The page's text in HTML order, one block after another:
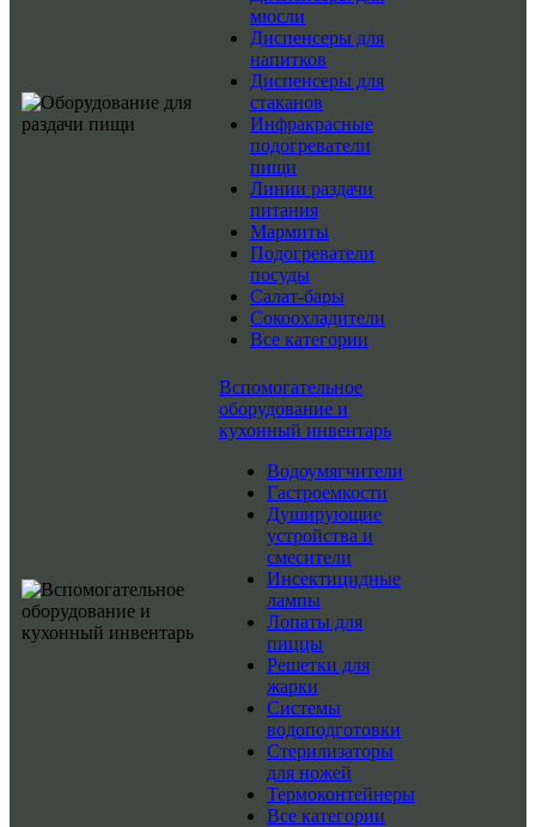
мюсли
Диспенсеры для
напитков
Диспенсеры для
стаканов
Инфракрасные
подогреватели
пищи
Линии раздачи
питания
Мармиты
Подогреватели
посуды
Салат-бары
Сокоохладители
Все категории
Вспомогательное
оборудование и
кухонный инвентарь
Водоумягчители
Гастроемкости
Душирующие
устройства и
смесители
Инсектицидные
лампы
Лопаты для
пиццы
Решетки для
жарки
Системы
водоподготовки
Стерилизаторы
для ножей
Термоконтейнеры
Все категории